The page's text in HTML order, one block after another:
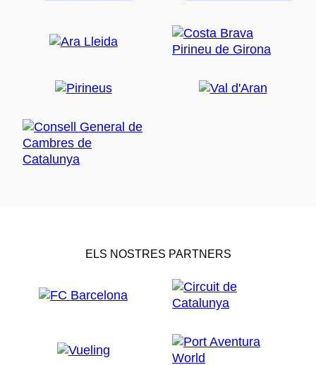
ELS NOSTRES PARTNERS